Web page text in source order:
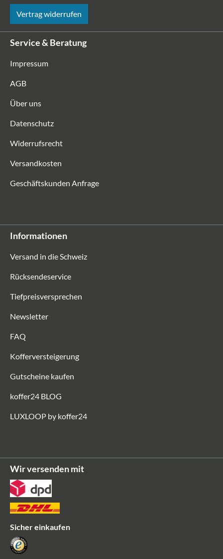
Vertrag widerrufen
Service & Beratung
Impressum
AGB
Über uns
Datenschutz
Widerrufsrecht
Versandkosten
Geschäftskunden Anfrage
Informationen
Versand in die Schweiz
Rücksendeservice
Tiefpreisversprechen
Newsletter
FAQ
Kofferversteigerung
Gutscheine kaufen
koffer24 BLOG
LUXLOOP by koffer24
Wir versenden mit
Sicher einkaufen